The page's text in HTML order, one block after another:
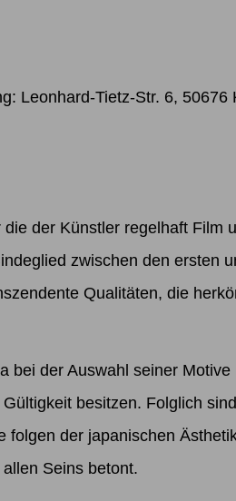
Leonhard-Tietz-Str. 6, 50676
der Künstler regelhaft Film
zwischen den ersten
Qualitäten, die
bei der Auswahl seiner
besitzen. Folglich
folgen der japanischen
Seins betont.